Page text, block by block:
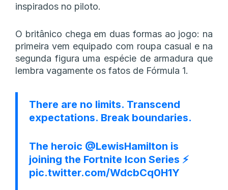
inspirados no piloto.
O britânico chega em duas formas ao jogo: na
primeira vem equipado com roupa casual e na
segunda figura uma espécie de armadura que
lembra vagamente os fatos de Fórmula 1.
There are no limits. Transcend
expectations. Break boundaries.
The heroic @LewisHamilton is
joining the Fortnite Icon Series ⚡
pic.twitter.com/WdcbCq0H1Y